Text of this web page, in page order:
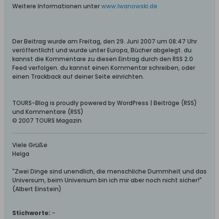
Weitere Informationen unterwww.Iwanowski.de
Der Beitrag wurde am Freitag, den 29. Juni 2007 um 08:47 Uhr
veröffentlicht und wurde unter Europa, Bücher abgelegt. du
kannst die Kommentare zu diesen Eintrag durch den RSS 2.0
Feed verfolgen. du kannst einen Kommentar schreiben, oder
einen Trackback auf deiner Seite einrichten.
TOURS-Blog is proudly powered by WordPress | Beiträge (RSS)
und Kommentare (RSS)
© 2007 TOURS Magazin
Viele Grüße
Helga
"Zwei Dinge sind unendlich, die menschliche Dummheit und das
Universum, beim Universum bin ich mir aber noch nicht sicher!"
(Albert Einstein)
Stichworte: -